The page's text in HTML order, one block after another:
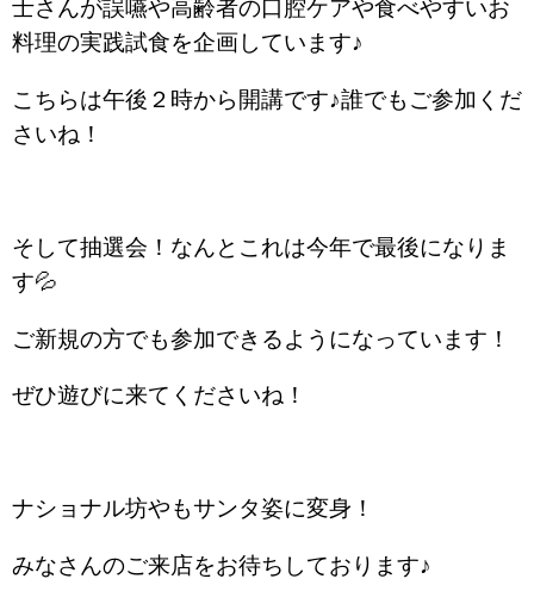
士さんが誤嚥や高齢者の口腔ケアや食べやすいお
料理の実践試食を企画しています♪
こちらは午後２時から開講です♪誰でもご参加くだ
さいね！
そして抽選会！なんとこれは今年で最後になりま
す💦
ご新規の方でも参加できるようになっています！
ぜひ遊びに来てくださいね！
ナショナル坊やもサンタ姿に変身！
みなさんのご来店をお待ちしております♪